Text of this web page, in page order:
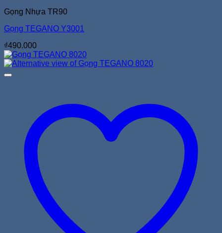
Gọng Nhựa TR90
Gọng TEGANO Y3001
₫490.000